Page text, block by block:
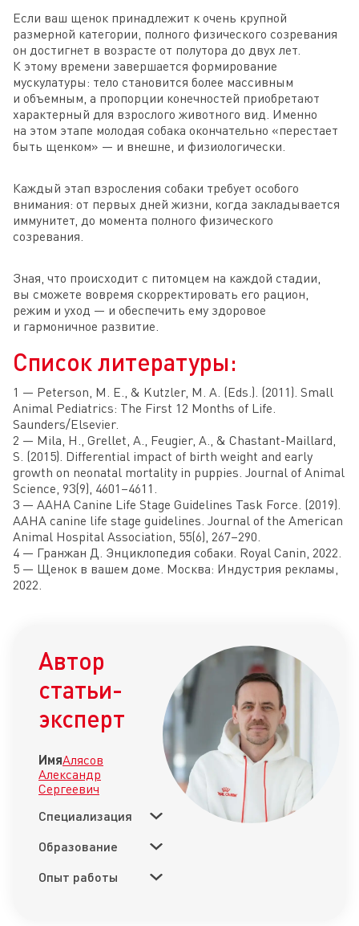
Если ваш щенок принадлежит к очень крупной
размерной категории, полного физического созревания
он достигнет в возрасте от полутора до двух лет.
К этому времени завершается формирование
мускулатуры: тело становится более массивным
и объемным, а пропорции конечностей приобретают
характерный для взрослого животного вид. Именно
на этом этапе молодая собака окончательно «перестает
быть щенком» — и внешне, и физиологически.
Каждый этап взросления собаки требует особого
внимания: от первых дней жизни, когда закладывается
иммунитет, до момента полного физического
созревания.
Зная, что происходит с питомцем на каждой стадии,
вы сможете вовремя скорректировать его рацион,
режим и уход — и обеспечить ему здоровое
и гармоничное развитие.
Список литературы:
1 — Peterson, M. E., & Kutzler, M. A. (Eds.). (2011). Small
Animal Pediatrics: The First 12 Months of Life.
Saunders/Elsevier.
2 — Mila, H., Grellet, A., Feugier, A., & Chastant-Maillard,
S. (2015). Differential impact of birth weight and early
growth on neonatal mortality in puppies. Journal of Animal
Science, 93(9), 4601–4611.
3 — AAHA Canine Life Stage Guidelines Task Force. (2019).
AAHA canine life stage guidelines. Journal of the American
Animal Hospital Association, 55(6), 267–290.
4 — Гранжан Д. Энциклопедия собаки. Royal Canin, 2022.
5 — Щенок в вашем доме. Москва: Индустрия рекламы,
2022.
Автор
статьи-
эксперт
ИмяАлясов
Александр
Сергеевич
Специализация
Образование
Опыт работы